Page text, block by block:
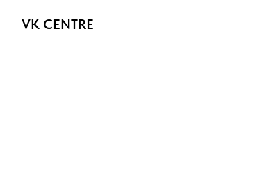
VK CENTRE